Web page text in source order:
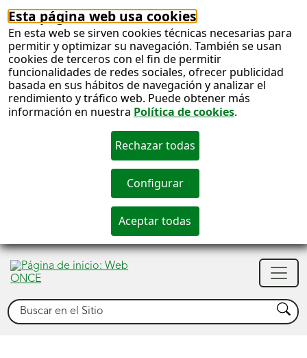
Esta página web usa cookies
En esta web se sirven cookies técnicas necesarias para
permitir y optimizar su navegación. También se usan
cookies de terceros con el fin de permitir
funcionalidades de redes sociales, ofrecer publicidad
basada en sus hábitos de navegación y analizar el
rendimiento y tráfico web. Puede obtener más
información en nuestra Política de cookies.
Buscar Buscar